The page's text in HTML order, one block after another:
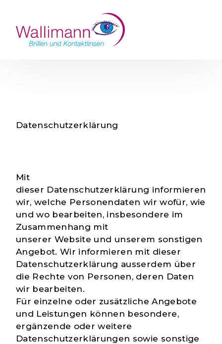
ÜBER UNS KONTAKT Termin buchen
Datenschutzerklärung
Mit
dieser Datenschutzerklärung informieren
wir, welche Personendaten wir wofür, wie
und wo bearbeiten, insbesondere im
Zusammenhang mit
unserer Website und unserem sonstigen
Angebot. Wir informieren mit dieser
Datenschutzerklärung ausserdem über
die Rechte von Personen, deren Daten
wir bearbeiten.
Für einzelne oder zusätzliche Angebote
und Leistungen können besondere,
ergänzende oder weitere
Datenschutzerklärungen sowie sonstige